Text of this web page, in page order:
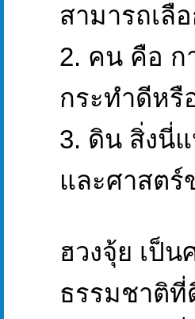
สามารถเลื
2. คน คือ ก
กระทำดีหรื
3. ดิน สิ่งนี่
และศาสตร์
ฮวงจุ้ย เป็
ธรรมชาติที่